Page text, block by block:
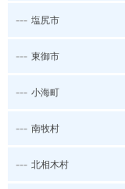
--- 塩尻市
--- 東御市
--- 小海町
--- 南牧村
--- 北相木村